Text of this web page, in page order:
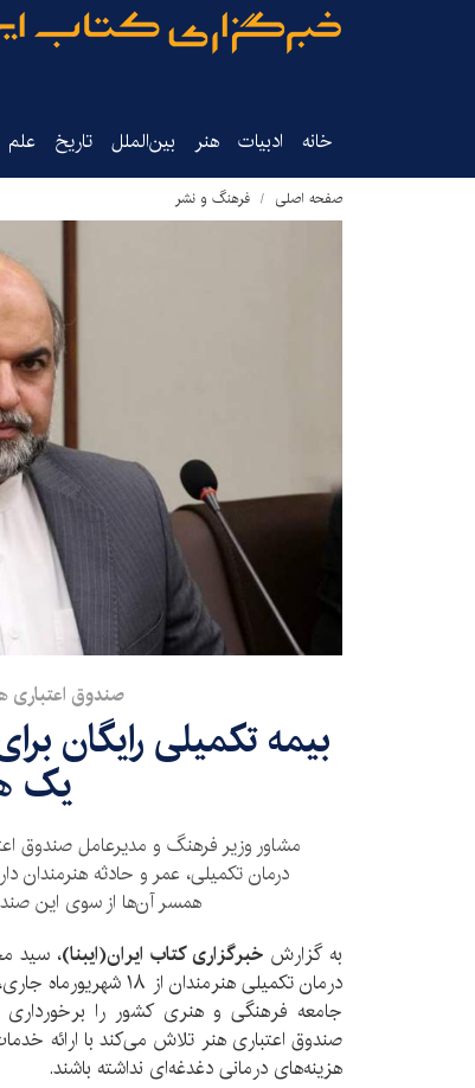
خانه ادبیات هنر بین‌الملل تاریخ‌ علم
صفحه اصلی فرهنگ و نشر
صندوق اعتباری
بیمه تکمیلی رایگان
یک
مشاور وزیر فرهنگ و مدیرعامل صندوق
همسر آن‌ها از سوی این
به گزارش خبرگزاری کتاب ایران‌(ایبنا)، سید
درمان تکمیلی هنرمندان
جامعه فرهنگی و هنری کشور را
صندوق اعتباری هنر تلاش می‌کند با ارائه
هزینه‌های درمانی دغدغه‌ای نداشته باشند.